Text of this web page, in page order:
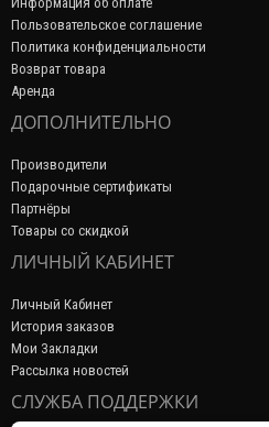
Пользовательское соглашение
Политика конфиденциальности
Возврат товара
Аренда
ДОПОЛНИТЕЛЬНО
Производители
Подарочные сертификаты
Партнёры
Товары со скидкой
ЛИЧНЫЙ КАБИНЕТ
Личный Кабинет
История заказов
Мои Закладки
Рассылка новостей
СЛУЖБА ПОДДЕРЖКИ